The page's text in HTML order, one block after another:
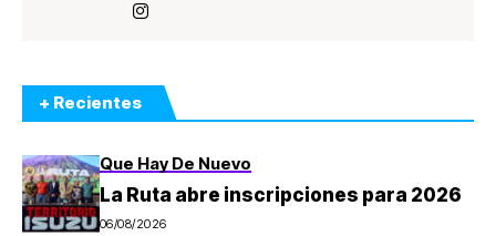
+ Recientes
Que Hay De Nuevo
La Ruta abre inscripciones para 2026
06/08/2026